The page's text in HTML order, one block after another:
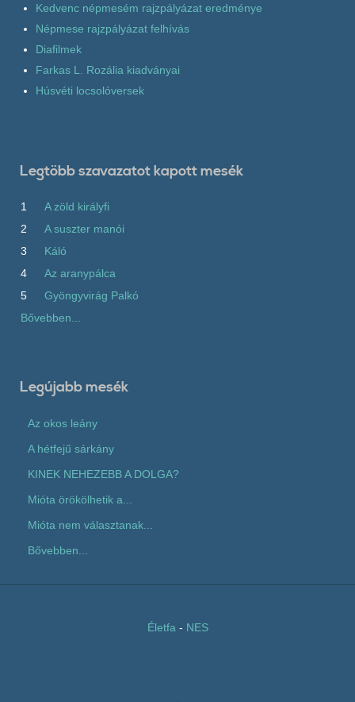
Kedvenc népmesém rajzpályázat eredménye
Népmese rajzpályázat felhívás
Diafilmek
Farkas L. Rozália kiadványai
Húsvéti locsolóversek
Legtöbb szavazatot kapott mesék
1
A zöld királyfi
2
A suszter manói
3
Káló
4
Az aranypálca
5
Gyöngyvirág Palkó
Bővebben...
Legújabb mesék
Az okos leány
A hétfejű sárkány
KINEK NEHEZEBB A DOLGA?
Mióta örökölhetik a...
Mióta nem választanak...
Bővebben...
Életfa - NES